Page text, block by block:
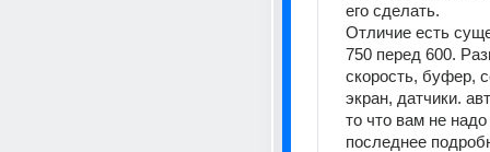
его сделать.
Отличие есть
750 перед 600.
скорость, буфер,
экран, датчики.
то что вам не
последнее